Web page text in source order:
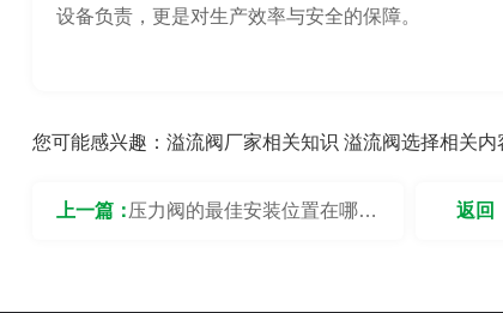
设备负责，更是对生产效率与安全的保障。
您可能感兴趣： 溢流阀厂家相关知识 溢流阀选择相关内
上一篇：压力阀的最佳安装位置在哪 返回